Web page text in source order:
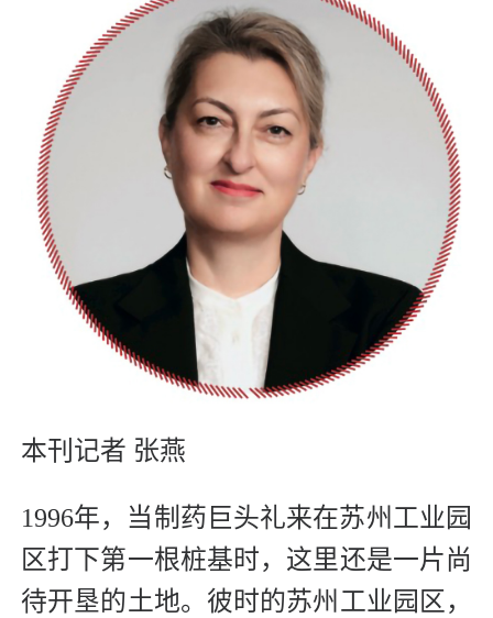
本刊记者 张燕
1996年，当制药巨头礼来在苏州工业园
区打下第一根桩基时，这里还是一片尚
待开垦的土地。彼时的苏州工业园区，